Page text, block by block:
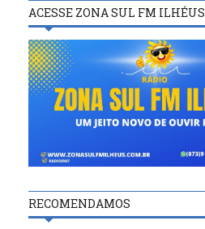
ACESSE ZONA SUL FM ILHÉUS
RECOMENDAMOS